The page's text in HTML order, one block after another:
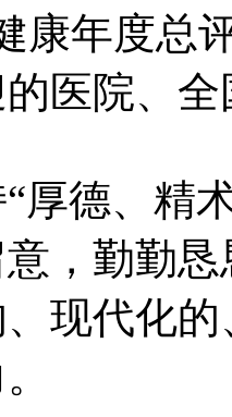
康年度总
医院、
德、精术
，勤勤
现代化